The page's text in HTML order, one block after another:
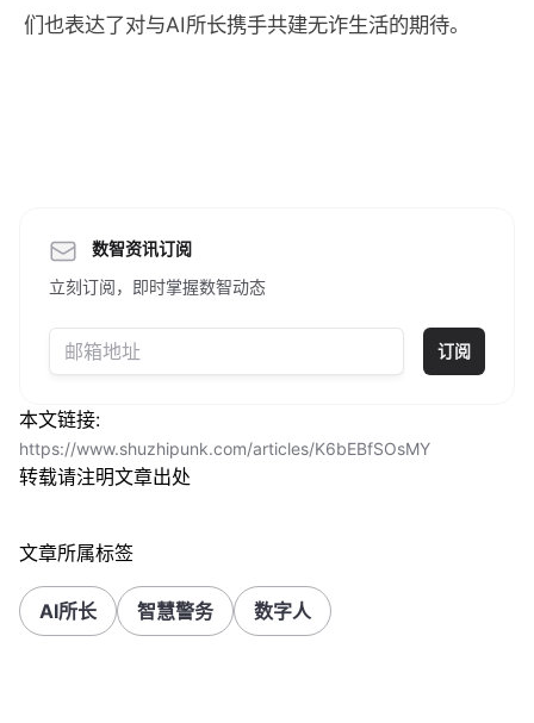
们也表达了对与AI所长携手共建无诈生活的期待。
数智资讯订阅
立刻订阅，即时掌握数智动态
订阅
本文链接:
https://www.shuzhipunk.com/articles/K6bEBfSOsMY
转载请注明文章出处
文章所属标签
AI所长 智慧警务 数字人